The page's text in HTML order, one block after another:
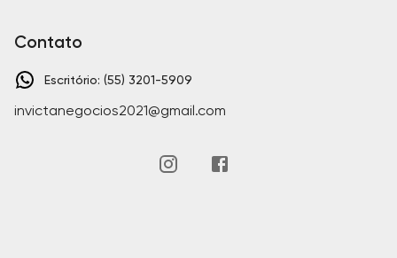
Contato
Escritório: (55) 3201-5909
invictanegocios2021@gmail.com